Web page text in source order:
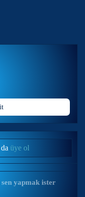
üye ol
yapmak ister